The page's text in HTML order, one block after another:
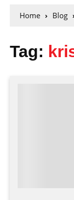
Home Blog
Tag: